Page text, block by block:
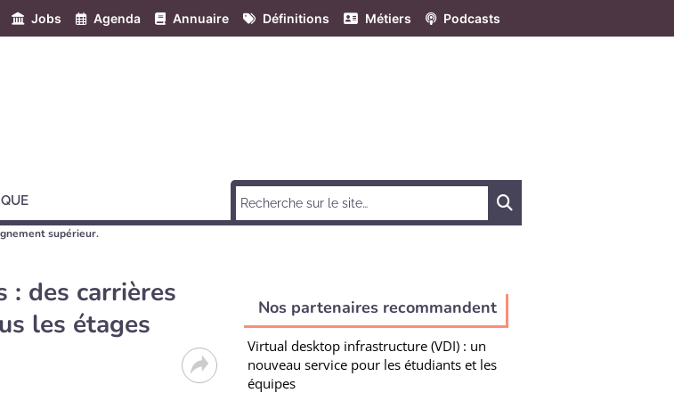
Jobs Agenda Annuaire Définitions Métiers Podcasts
supérieur.
: des carrières
les étages
Nos partenaires recommandent
Virtual desktop infrastructure (VDI) : un
nouveau service pour les étudiants et les
équipes